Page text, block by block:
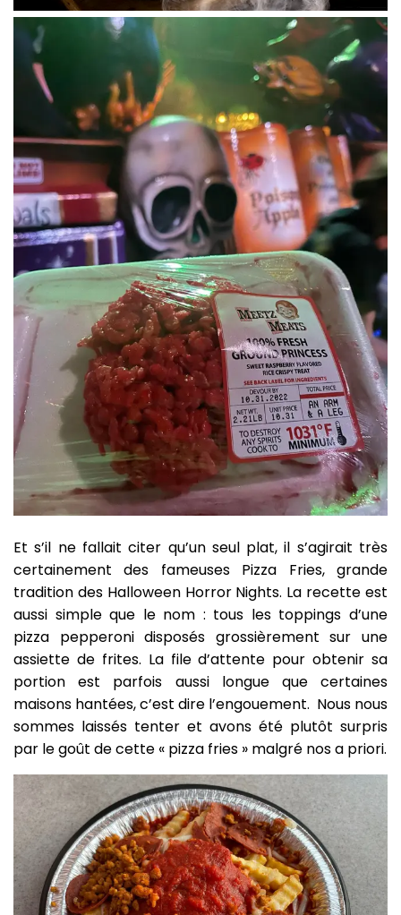
Et s’il ne fallait citer qu’un seul plat, il s’agirait très
certainement des fameuses Pizza Fries, grande
tradition des Halloween Horror Nights. La recette est
aussi simple que le nom : tous les toppings d’une
pizza pepperoni disposés grossièrement sur une
assiette de frites. La file d’attente pour obtenir sa
portion est parfois aussi longue que certaines
maisons hantées, c’est dire l’engouement. Nous nous
sommes laissés tenter et avons été plutôt surpris
par le goût de cette « pizza fries » malgré nos a priori.